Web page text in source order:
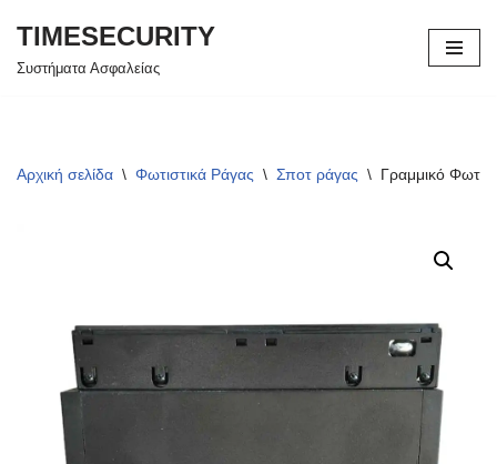
Μεταπηδήστε
TIMESECURITY
Συστήματα Ασφαλείας
Αρχική σελίδα \ Φωτιστικά Ράγας \ Σποτ ράγας \ Γραμμικό